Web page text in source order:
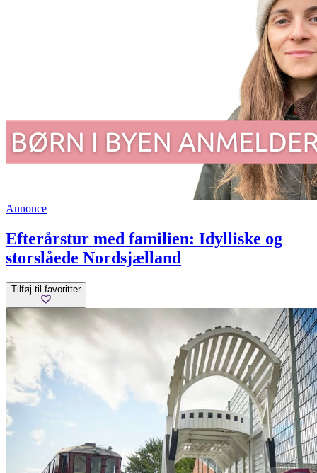
Annonce
Efterårstur med familien: Idylliske og
storslåede Nordsjælland
Tilføj til favoritter